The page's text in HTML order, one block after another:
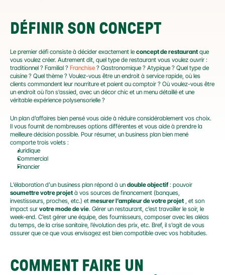
DÉFINIR SON CONCEPT
Le premier défi consiste à décider exactement le concept de restaurant que
vous voulez créer. Autrement dit, quel type de restaurant vous voulez ouvrir :
traditionnel ? Familial ? Franchise ? Gastronomique ? Atypique ? Quel type de
cuisine ? Quel thème ? Voulez-vous être un endroit à service rapide, où les
clients commandent leur nourriture et paient au comptoir ? Où voulez-vous être
un endroit où l’on s’assied, avec un décor chic et un menu détaillé et une
véritable expérience polysensorielle ?
Un plan d’affaires bien pensé vous aide à réduire considérablement vos choix.
Il vous fournit de nombreuses options différentes et vous aide à prendre la
meilleure décision possible. Pour résumer, un business plan bien mené
comporte trois volets :
Juridique
Commercial
Financier
L’élaboration d’un business plan répond à un double objectif
soumettre votre projet à vos sources de financement (banques,
investisseurs, proches, etc.) et mesurer l’ampleur de votre projet , et son
impact sur votre mode de vie. Gérer un restaurant, c’est travailler le soir, le
week-end. C’est gérer une équipe, des fournisseurs, composer avec les aléas
du temps, de la crise sanitaire, l’évolution des prix, etc. Bref, il s’agit de vous
assurer que ce que vous envisagez est bien compatible avec vos habitudes.
COMMENT FAIRE UN